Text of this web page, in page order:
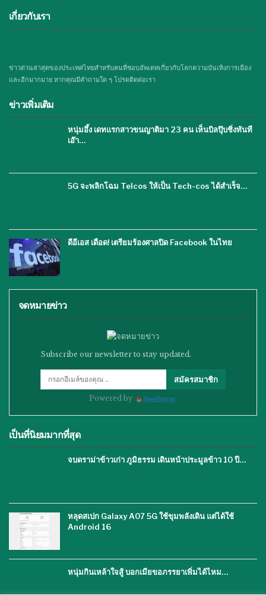
เกี่ยวกับเรา
ข่าวด่วนล่าสุดของประเทศไทยสำหรับคนที่ชอบอัพเดทเกี่ยวกับโลกความบันเทิงการเมือง
และอีกมากมาย หากคุณมีคำถามใด ๆ โปรดติดต่อเรา
ข่าวเพิ่มเติม
หนุ่มอึ้ง เดทแรกสาวขนญาติมา 23 คน เห็นบิลปุ๊บชิ่งทันที
เอ๊า…
5G จะพลิกโฉม Telcos ให้เป็น Tech-cos ได้สำเร็จ…
ดีอีเอส เดือด! เตรียมร้องศาลปิด Facebook ในไทย
จดหมายข่าว
Subscribe our newsletter to stay updated.
สมัครสมาชิก
Powered by
เป็นที่นิยมมากที่สุด
จบดราม่าข้าวเก่า ภูมิธรรม เดินหน้าประมูลข้าว 10 ปี…
หลุดสเปก Galaxy A07 5G ใช้ขุมพลังเดิน แต่ได้ใช้
Android 16
หนุ่มกินเหล้าใจสู้ บอกเมียขอภรรยาเพิ่มได้ไหม…